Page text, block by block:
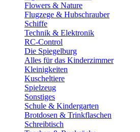
Flowers & Nature
Flugzege & Hubschrauber
Schiffe
Technik & Elektronik
RC-Control
Die Spiegelburg
Alles für das Kinderzimmer
Kleinigkeiten
Kuscheltiere
Spielzeug
Sonstiges
Schule & Kindergarten
Brotdosen & Trinkflaschen
Schreibtisch